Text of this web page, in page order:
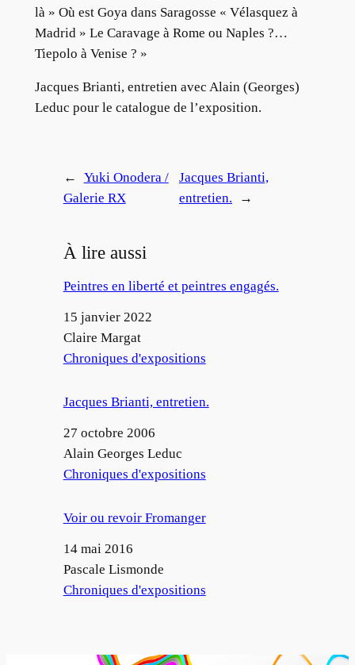
là » Où est Goya dans Saragosse « Vélasquez à
Madrid » Le Caravage à Rome ou Naples ?…
Tiepolo à Venise ? »
Jacques Brianti, entretien avec Alain (Georges)
Leduc pour le catalogue de l’exposition.
←
Yuki Onodera /
Galerie RX
Jacques Brianti,
entretien.
→
À lire aussi
Peintres en liberté et peintres engagés.
Date
15 janvier 2022
Auteur
Claire Margat
Par rapport à
Chroniques d'expositions
Jacques Brianti, entretien.
Date
27 octobre 2006
Auteur
Alain Georges Leduc
Par rapport à
Chroniques d'expositions
Voir ou revoir Fromanger
Date
14 mai 2016
Auteur
Pascale Lismonde
Par rapport à
Chroniques d'expositions